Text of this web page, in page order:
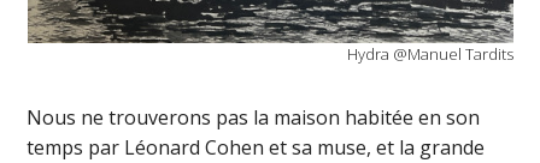
Hydra @Manuel Tardits
Nous ne trouverons pas la maison habitée en son
temps par Léonard Cohen et sa muse, et la grande